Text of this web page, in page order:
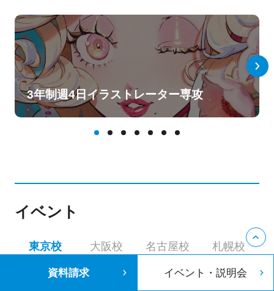
3年制週4日イラストレーター専攻
イベント
東京校 大阪校 名古屋校 札幌校
資料請求 イベント・説明会